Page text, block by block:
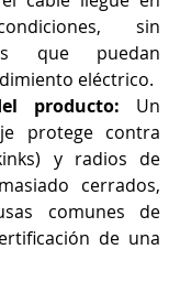
sin
que puedan
eléctrico.
producto: Un
protege contra
y radios de
cerrados,
comunes de
de una